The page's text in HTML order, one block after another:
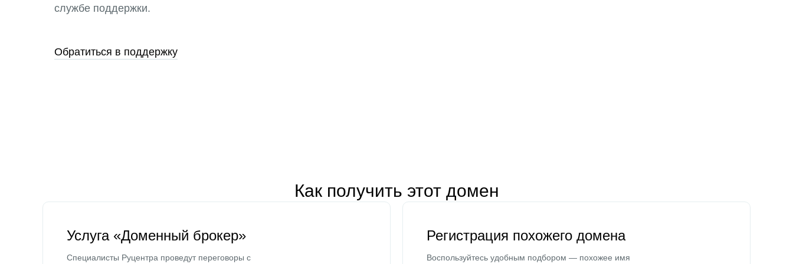
службе поддержки.
Обратиться в поддержку
Как получить этот домен
Услуга «Доменный брокер»
Специалисты Руцентра проведут переговоры с
Регистрация похожего домена
Воспользуйтесь удобным подбором — похожее имя